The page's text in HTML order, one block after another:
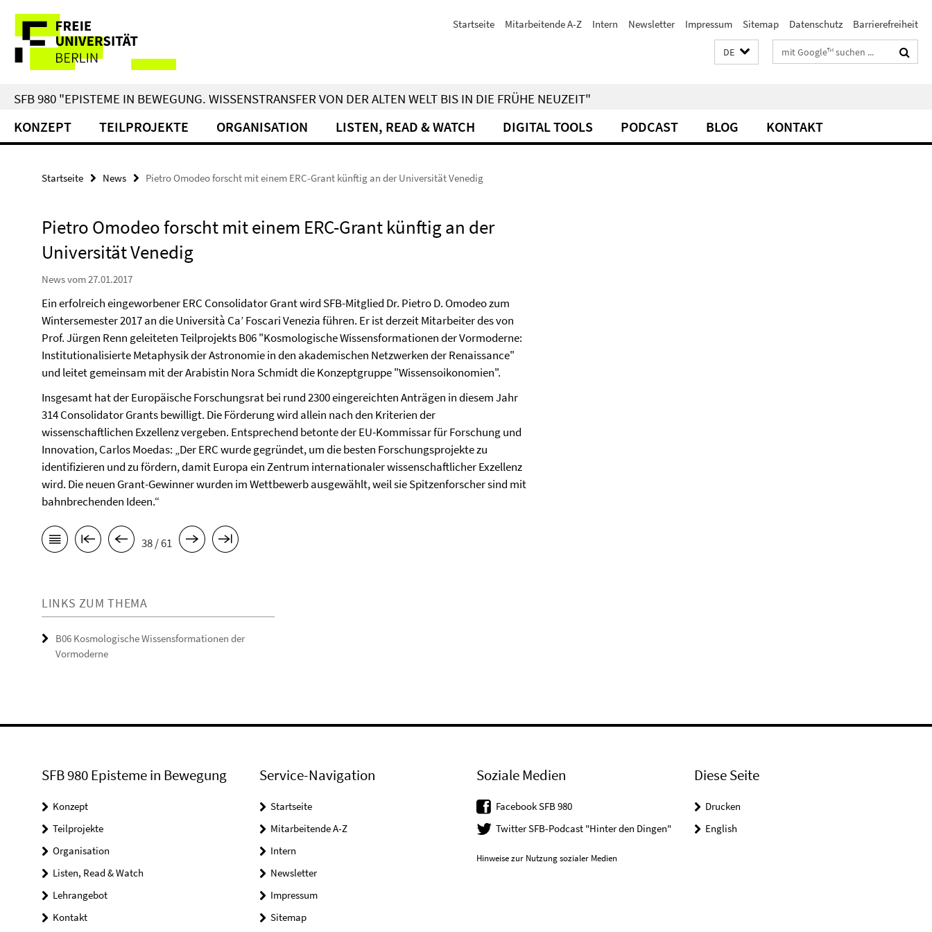
direkt
Inhalt
Service-
Navigation
Startseite Mitarbeitende A-Z Intern Newsletter Impressum Sitemap Datenschutz Barrierefreiheit
DE Suchbegriffe
SFB 980 "EPISTEME IN BEWEGUNG. WISSENSTRANSFER VON DER ALTEN WELT BIS IN DIE FRÜHE NEUZEIT"
KONZEPT TEILPROJEKTE ORGANISATION LISTEN, READ & WATCH DIGITAL TOOLS PODCAST BLOG KONTAKT
Startseite News Pietro Omodeo forscht mit einem ERC-Grant künftig an der Universität Venedig
Pietro Omodeo forscht mit einem ERC-Grant künftig an der
Universität Venedig
News vom 27.01.2017
Ein erfolreich eingeworbener ERC Consolidator Grant wird SFB-Mitglied Dr. Pietro D. Omodeo zum
Wintersemester 2017 an die Università Ca’ Foscari Venezia führen. Er ist derzeit Mitarbeiter des von
Prof. Jürgen Renn geleiteten Teilprojekts B06 "Kosmologische Wissensformationen der Vormoderne:
Institutionalisierte Metaphysik der Astronomie in den akademischen Netzwerken der Renaissance"
und leitet gemeinsam mit der Arabistin Nora Schmidt die Konzeptgruppe "Wissensoikonomien".
Insgesamt hat der Europäische Forschungsrat bei rund 2300 eingereichten Anträgen in diesem Jahr
314 Consolidator Grants bewilligt. Die Förderung wird allein nach den Kriterien der
wissenschaftlichen Exzellenz vergeben. Entsprechend betonte der EU-Kommissar für Forschung und
Innovation, Carlos Moedas: „Der ERC wurde gegründet, um die besten Forschungsprojekte zu
identifizieren und zu fördern, damit Europa ein Zentrum internationaler wissenschaftlicher Exzellenz
wird. Die neuen Grant-Gewinner wurden im Wettbewerb ausgewählt, weil sie Spitzenforscher sind mit
bahnbrechenden Ideen.“
38 / 61
LINKS ZUM THEMA
B06 Kosmologische Wissensformationen der
Vormoderne
SFB 980 Episteme in Bewegung
Konzept
Teilprojekte
Organisation
Listen, Read & Watch
Lehrangebot
Kontakt
Service-Navigation
Startseite
Mitarbeitende A-Z
Intern
Newsletter
Impressum
Sitemap
Soziale Medien
Facebook SFB 980
Twitter SFB-Podcast "Hinter den Dingen"
Hinweise zur Nutzung sozialer Medien
Diese Seite
Drucken
English